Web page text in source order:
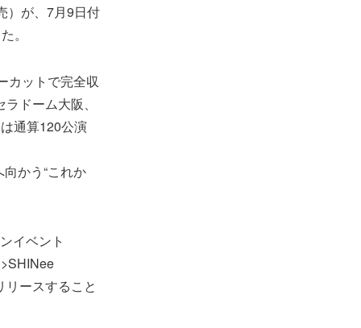
）が、7月9日付
。
カットで完全収
ドーム大阪、
通算120公演
かう“これか
イベント
ースすること